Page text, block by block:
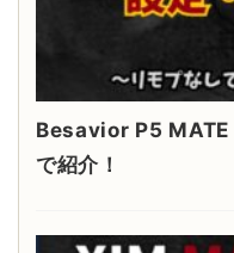
Besavior P5 MATE
で紹介！